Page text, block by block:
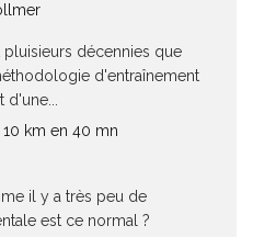
pluisieurs décennies que
d'entraînement
10 km en 40 mn
il y a très peu de
est ce normal ?